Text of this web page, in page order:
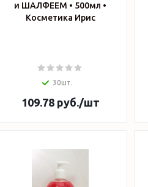
и ШАЛФЕЕМ • 500мл •
Косметика Ирис
30шт.
109.78руб./шт